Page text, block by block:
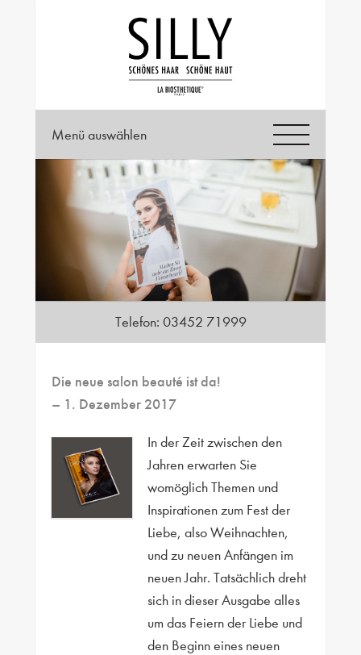
Menü auswählen
Telefon: 03452 71999
Die neue salon beauté ist da!
– 1. Dezember 2017
In der Zeit zwischen den
Jahren erwarten Sie
womöglich Themen und
Inspirationen zum Fest der
Liebe, also Weihnachten,
und zu neuen Anfängen im
neuen Jahr. Tatsächlich dreht
sich in dieser Ausgabe alles
um das Feiern der Liebe und
den Beginn eines neuen